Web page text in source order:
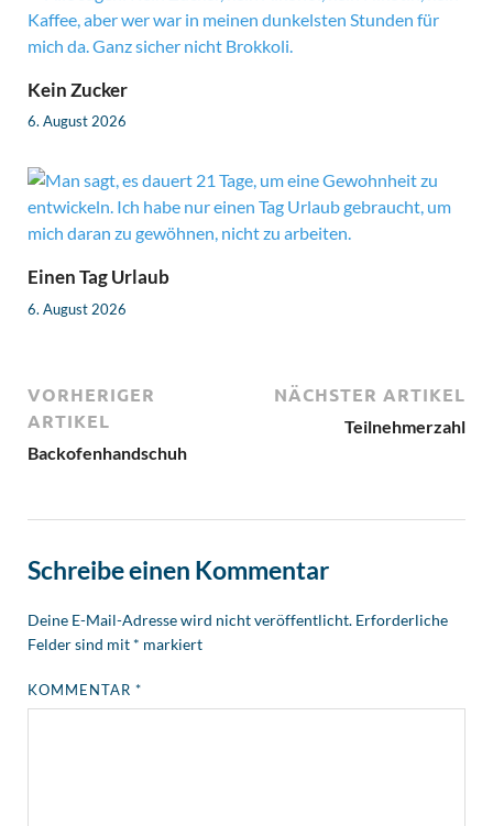
Kein Zucker
6. August 2026
Einen Tag Urlaub
6. August 2026
VORHERIGER
ARTIKEL
Backofenhandschuh
NÄCHSTER ARTIKEL
Teilnehmerzahl
Schreibe einen Kommentar
Deine E-Mail-Adresse wird nicht veröffentlicht. Erforderliche
Felder sind mit * markiert
KOMMENTAR*